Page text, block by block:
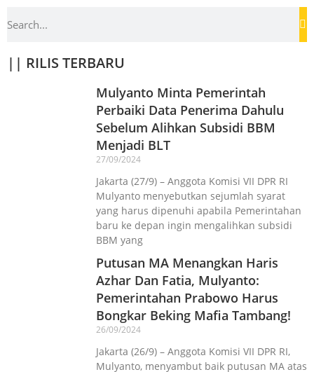
|| RILIS TERBARU
Mulyanto Minta Pemerintah
Perbaiki Data Penerima Dahulu
Sebelum Alihkan Subsidi BBM
Menjadi BLT
27/09/2024
Jakarta (27/9) – Anggota Komisi VII DPR RI
Mulyanto menyebutkan sejumlah syarat
yang harus dipenuhi apabila Pemerintahan
baru ke depan ingin mengalihkan subsidi
BBM yang
Putusan MA Menangkan Haris
Azhar Dan Fatia, Mulyanto:
Pemerintahan Prabowo Harus
Bongkar Beking Mafia Tambang!
26/09/2024
Jakarta (26/9) – Anggota Komisi VII DPR RI,
Mulyanto, menyambut baik putusan MA atas